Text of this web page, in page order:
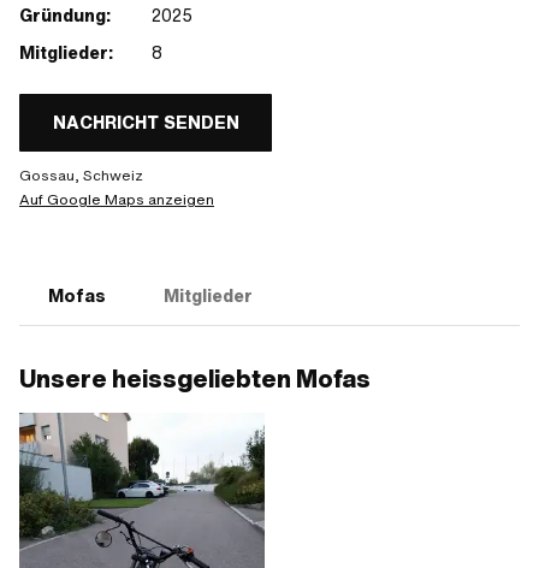
Gründung:
2025
Mitglieder:
8
NACHRICHT SENDEN
Gossau, Schweiz
Auf Google Maps anzeigen
Mofas Mitglieder
Unsere heissgeliebten Mofas